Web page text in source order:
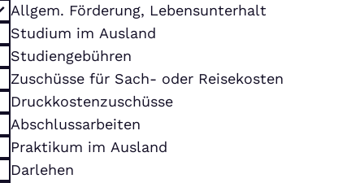
Allgem. Förderung, Lebensunterhalt
Studium im Ausland
Studiengebühren
Zuschüsse für Sach- oder Reisekosten
Druckkostenzuschüsse
Abschlussarbeiten
Praktikum im Ausland
Darlehen